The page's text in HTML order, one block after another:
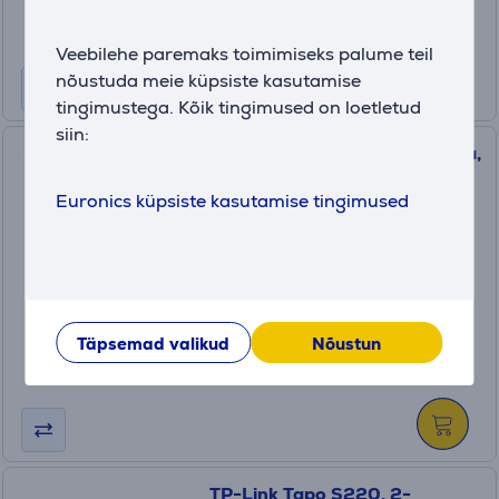
Veebilehe paremaks toimimiseks palume teil
nõustuda meie küpsiste kasutamise
tingimustega. Kõik tingimused on loetletud
siin:
Euronics küpsiste kasutamise tingimused
Täpsemad valikud Nõustun
TP-Link Tapo S210, 1-kanaliga,
valguslüliti
17.99 €
TP-Link Tapo S220, 2-